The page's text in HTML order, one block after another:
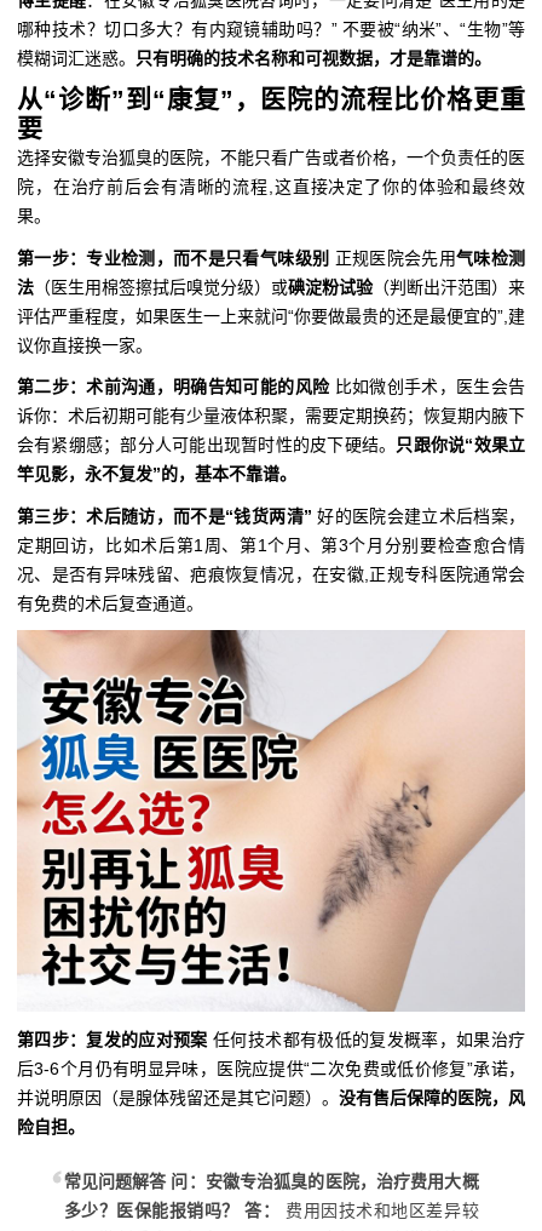
哪种技术？切口多大？有内窥镜辅助吗？” 不要被“纳米”、“生物”等
模糊词汇迷惑。
只有明确的技术名称和可视数据，才是靠谱的。
从“诊断”到“康复”，医院的流程比价格更重
要
选择安徽专治狐臭的医院，不能只看广告或者价格，一个负责任的医
院，在治疗前后会有清晰的流程,这直接决定了你的体验和最终效
果。
第一步：专业检测，而不是只看气味级别 正规医院会先用气味检测
法 （医生用棉签擦拭后嗅觉分级）或碘淀粉试验（判断出汗范围）来
评估严重程度，如果医生一上来就问“你要做最贵的还是最便宜的”,建
议你直接换一家。
第二步：术前沟通，明确告知可能的风险比如微创手术，医生会告
诉你：术后初期可能有少量液体积聚，需要定期换药；恢复期内腋下
会有紧绷感；部分人可能出现暂时性的皮下硬结。
只跟你说“效果立
竿见影，永不复发”的，基本不靠谱。
第三步：术后随访，而不是“钱货两清” 好的医院会建立术后档案，
定期回访，比如术后第1周、第1个月、第3个月分别要检查愈合情
况、是否有异味残留、疤痕恢复情况，在安徽,正规专科医院通常会
有免费的术后复查通道。
第四步：复发的应对预案 任何技术都有极低的复发概率，如果治疗
后3-6个月仍有明显异味，医院应提供“二次免费或低价修复”承诺，
并说明原因（是腺体残留还是其它问题）。 没有售后保障的医院，风
险自担。
常见问题解答 问：安徽专治狐臭的医院，治疗费用大概
多少？医保能报销吗？
答：
费用因技术和地区差异较